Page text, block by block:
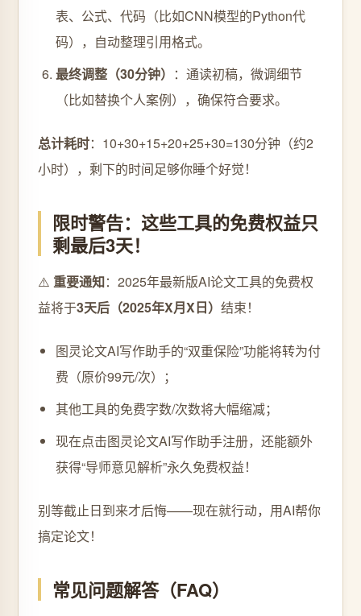
表、公式、代码（比如CNN模型的Python代
码），自动整理引用格式。
最终调整（30分钟） ：通读初稿，微调细节
（比如替换个人案例），确保符合要求。
总计耗时：10+30+15+20+25+30=130分钟（约2
小时），剩下的时间足够你睡个好觉！
限时警告：这些工具的免费权益只
剩最后3天！
⚠️ 重要通知：2025年最新版AI论文工具的免费权
益将于3天后（2025年X月X日） 结束！
图灵论文AI写作助手的“双重保险”功能将转为付
费（原价99元/次）；
其他工具的免费字数/次数将大幅缩减；
现在点击图灵论文AI写作助手注册，还能额外
获得“导师意见解析”永久免费权益！
别等截止日到来才后悔——现在就行动，用AI帮你
搞定论文！
常见问题解答（FAQ）